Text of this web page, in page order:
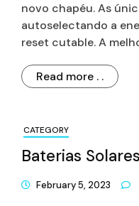
novo chapéu. As
autoselectando a
reset cutable. A
Read more . .
CATEGORY
Baterias Solares
February 5, 2023